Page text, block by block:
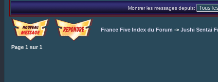
Montrer les messages depuis:
France Five Index du Forum -> Jushi Sentai
Page 1 sur 1